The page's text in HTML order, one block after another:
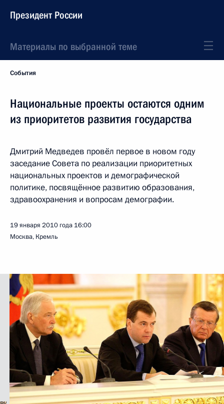
Президент России
Материалы по выбранной теме
События
Национальные проекты остаются одним
из приоритетов развития государства
Дмитрий Медведев провёл первое в новом году
заседание Совета по реализации приоритетных
национальных проектов и демографической
политике, посвящённое развитию образования,
здравоохранения и вопросам демографии.
19 января 2010 года 16:00
Москва, Кремль